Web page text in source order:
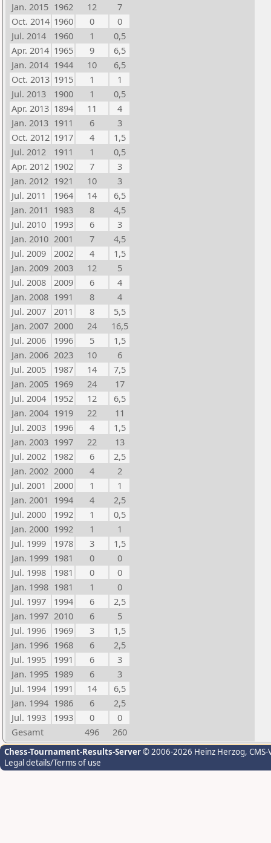
Jan. 2015 1962 12
7
Oct. 2014 1960 0
0
Jul. 2014
1960 1
0,5
Apr. 2014 1965 9
6,5
Jan. 2014 1944 10
6,5
Oct. 2013 1915 1
1
Jul. 2013
1900 1
0,5
Apr. 2013 1894 11
4
Jan. 2013 1911 6
3
Oct. 2012 1917 4
1,5
Jul. 2012
1911 1
0,5
Apr. 2012 1902 7
3
Jan. 2012 1921 10
3
Jul. 2011
1964 14
6,5
Jan. 2011 1983 8
4,5
Jul. 2010
1993 6
3
Jan. 2010 2001 7
4,5
Jul. 2009
2002 4
1,5
Jan. 2009 2003 12
5
Jul. 2008
2009 6
4
Jan. 2008 1991 8
4
Jul. 2007
2011 8
5,5
Jan. 2007 2000 24
16,5
Jul. 2006
1996 5
1,5
Jan. 2006 2023 10
6
Jul. 2005
1987 14
7,5
Jan. 2005 1969 24
17
Jul. 2004
1952 12
6,5
Jan. 2004 1919 22
11
Jul. 2003
1996 4
1,5
Jan. 2003 1997 22
13
Jul. 2002
1982 6
2,5
Jan. 2002 2000 4
2
Jul. 2001
2000 1
1
Jan. 2001 1994 4
2,5
Jul. 2000
1992 1
0,5
Jan. 2000 1992 1
1
Jul. 1999
1978 3
1,5
Jan. 1999 1981 0
0
Jul. 1998
1981 0
0
Jan. 1998 1981 1
0
Jul. 1997
1994 6
2,5
Jan. 1997 2010 6
5
Jul. 1996
1969 3
1,5
Jan. 1996 1968 6
2,5
Jul. 1995
1991 6
3
Jan. 1995 1989 6
3
Jul. 1994
1991 14
6,5
Jan. 1994 1986 6
2,5
Jul. 1993
1993 0
0
Gesamt
496 260
Chess-Tournament-Results-Server© 2006-2026 Heinz Herzog,
Legal details/Terms of use